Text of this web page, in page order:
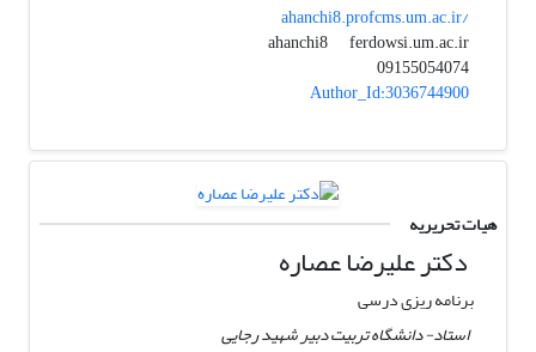
ahanchi8.profcms.um.ac.ir/
ahanchi8
ferdowsi.um.ac.ir
09155054074
Author_Id:3036744900
هیات تحریریه
دکتر علیرضا عصاره
برنامه ریزی درسی
استاد- دانشگاه تربیت دبیر شهید رجایی